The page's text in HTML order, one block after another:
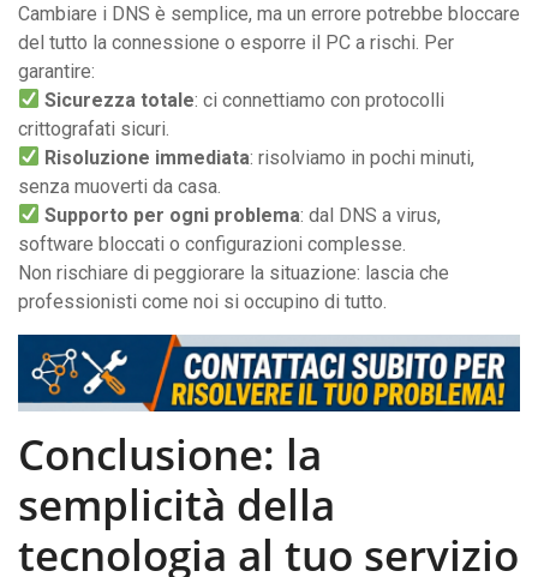
Cambiare i DNS è semplice, ma un errore potrebbe bloccare
del tutto la connessione o esporre il PC a rischi. Per
garantire:
Sicurezza totale: ci connettiamo con protocolli
crittografati sicuri.
Risoluzione immediata: risolviamo in pochi minuti,
senza muoverti da casa.
Supporto per ogni problema: dal DNS a virus,
software bloccati o configurazioni complesse.
Non rischiare di peggiorare la situazione: lascia che
professionisti come noi si occupino di tutto.
Conclusione: la
semplicità della
tecnologia al tuo servizio